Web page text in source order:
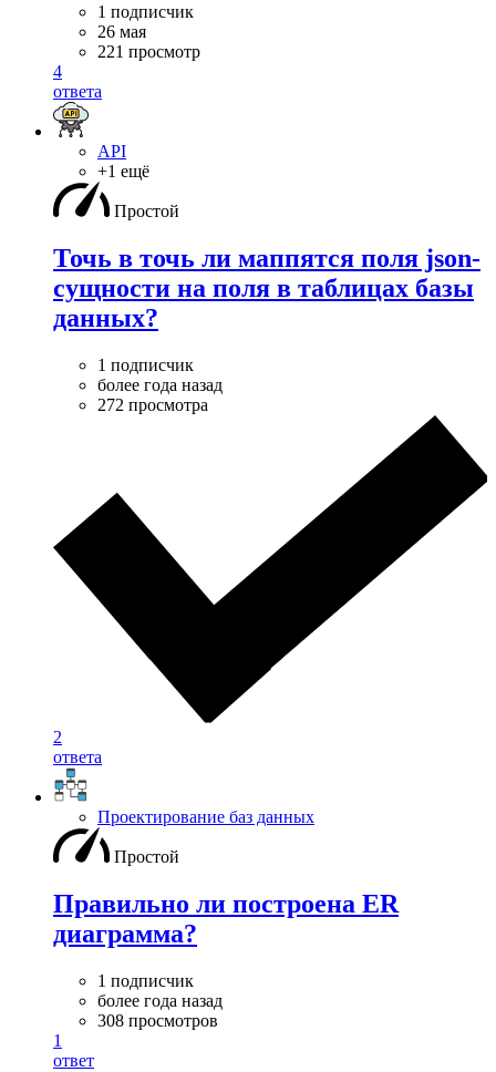
1 подписчик
26 мая
221 просмотр
4
ответа
API
+1 ещё
Простой
Точь в точь ли маппятся поля json-
сущности на поля в таблицах базы
данных?
1 подписчик
более года назад
272 просмотра
2
ответа
Проектирование баз данных
Простой
Правильно ли построена ER
диаграмма?
1 подписчик
более года назад
308 просмотров
1
ответ